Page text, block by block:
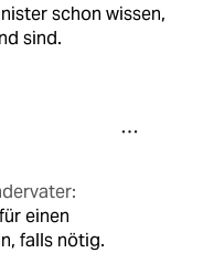
schon wissen,
sind.
einen
falls nötig.